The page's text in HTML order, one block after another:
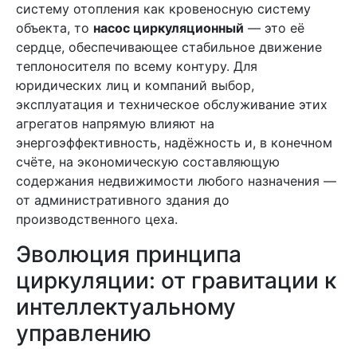
систему отопления как кровеносную систему
объекта, то насос циркуляционный — это её
сердце, обеспечивающее стабильное движение
теплоносителя по всему контуру. Для
юридических лиц и компаний выбор,
эксплуатация и техническое обслуживание этих
агрегатов напрямую влияют на
энергоэффективность, надёжность и, в конечном
счёте, на экономическую составляющую
содержания недвижимости любого назначения —
от административного здания до
производственного цеха.
Эволюция принципа
циркуляции: от гравитации к
интеллектуальному
управлению